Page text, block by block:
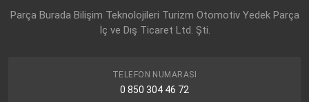
Parça Burada Bilişim Teknolojileri Turizm Otomotiv Yedek Parça
İç ve Dış Ticaret Ltd. Şti.
TELEFON NUMARASI
0 850 304 46 72